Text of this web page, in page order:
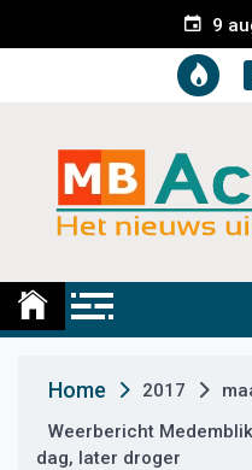
e
t
9
Medemblik
Home 2017
Weerbericht
dag, later droger